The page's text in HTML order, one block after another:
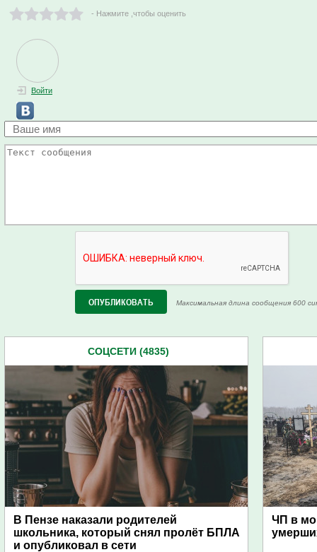
- Нажмите ,чтобы оценить
Войти
Максимальная длина сообщения 600
СОЦСЕТИ (4835)
В Пензе наказали родителей
школьника, который снял пролёт БПЛА
и опубликовал в сети
ЧП в